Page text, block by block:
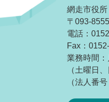
網走市役所
〒093-
電話：
Fax：
業務時間
（土曜日
（法人番